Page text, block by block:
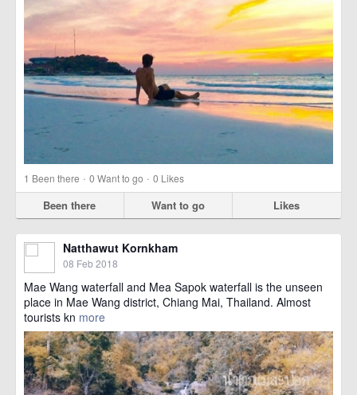
1 Been there · 0 Want to go · 0 Likes
Been there Want to go Likes
Natthawut Kornkham
08 Feb 2018
Mae Wang waterfall and Mea Sapok waterfall is the unseen
place in Mae Wang district, Chiang Mai, Thailand. Almost
tourists kn more